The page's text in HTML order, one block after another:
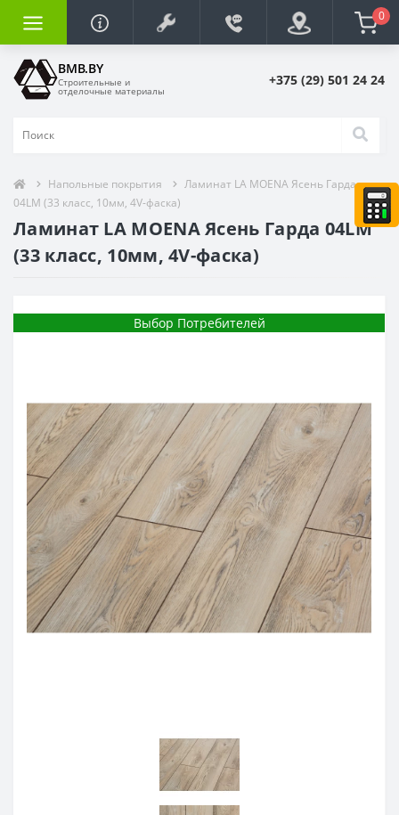
0
BMB.BY
Строительные и
отделочные материалы
+375 (29) 501 24 24
Напольные покрытия
Ламинат LA MOENA Ясень Гарда
04LM (33 класс, 10мм, 4V-фаска)
Ламинат LA MOENA Ясень Гарда 04LM
(33 класс, 10мм, 4V-фаска)
Выбор Потребителей